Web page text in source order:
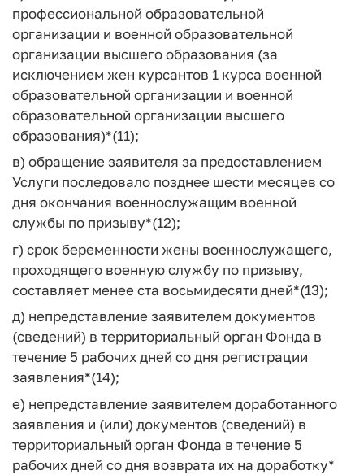
профессиональной образовательной
организации и военной образовательной
организации высшего образования (за
исключением жен курсантов 1 курса военной
образовательной организации и военной
образовательной организации высшего
образования)*(11);
в) обращение заявителя за предоставлением
Услуги последовало позднее шести месяцев со
дня окончания военнослужащим военной
службы по призыву*(12);
г) срок беременности жены военнослужащего,
проходящего военную службу по призыву,
составляет менее ста восьмидесяти дней*(13);
д) непредставление заявителем документов
(сведений) в территориальный орган Фонда в
течение 5 рабочих дней со дня регистрации
заявления*(14);
е) непредставление заявителем доработанного
заявления и (или) документов (сведений) в
территориальный орган Фонда в течение 5
рабочих дней со дня возврата их на доработку*